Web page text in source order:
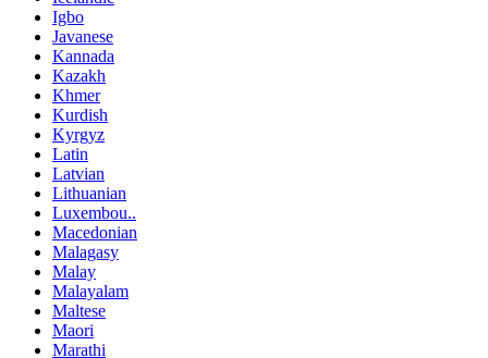
Igbo
Javanese
Kannada
Kazakh
Khmer
Kurdish
Kyrgyz
Latin
Latvian
Lithuanian
Luxembou..
Macedonian
Malagasy
Malay
Malayalam
Maltese
Maori
Marathi